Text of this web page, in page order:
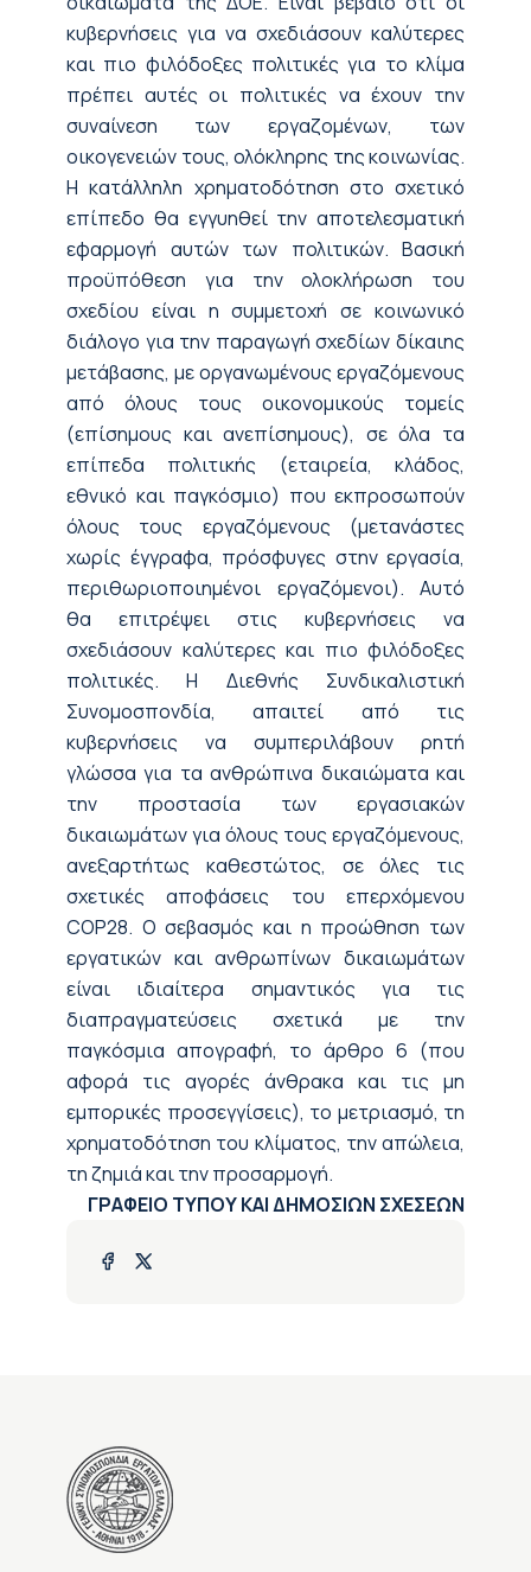
κυβερνήσεις για να σχεδιάσουν καλύτερες
και πιο φιλόδοξες πολιτικές για το κλίμα
πρέπει αυτές οι πολιτικές να έχουν την
συναίνεση των εργαζομένων, των
οικογενειών τους, ολόκληρης της κοινωνίας.
Η κατάλληλη χρηματοδότηση στο σχετικό
επίπεδο θα εγγυηθεί την αποτελεσματική
εφαρμογή αυτών των πολιτικών. Βασική
προϋπόθεση για την ολοκλήρωση του
σχεδίου είναι η συμμετοχή σε κοινωνικό
διάλογο για την παραγωγή σχεδίων δίκαιης
μετάβασης, με οργανωμένους εργαζόμενους
από όλους τους οικονομικούς τομείς
(επίσημους και ανεπίσημους), σε όλα τα
επίπεδα πολιτικής (εταιρεία, κλάδος,
εθνικό και παγκόσμιο) που εκπροσωπούν
όλους τους εργαζόμενους (μετανάστες
χωρίς έγγραφα, πρόσφυγες στην εργασία,
περιθωριοποιημένοι εργαζόμενοι). Αυτό
θα επιτρέψει στις κυβερνήσεις να
σχεδιάσουν καλύτερες και πιο φιλόδοξες
πολιτικές. Η Διεθνής Συνδικαλιστική
Συνομοσπονδία, απαιτεί από τις
κυβερνήσεις να συμπεριλάβουν ρητή
γλώσσα για τα ανθρώπινα δικαιώματα και
την προστασία των εργασιακών
δικαιωμάτων για όλους τους εργαζόμενους,
ανεξαρτήτως καθεστώτος, σε όλες τις
σχετικές αποφάσεις του επερχόμενου
COP28. Ο σεβασμός και η προώθηση των
εργατικών και ανθρωπίνων δικαιωμάτων
είναι ιδιαίτερα σημαντικός για τις
διαπραγματεύσεις σχετικά με την
παγκόσμια απογραφή, το άρθρο 6 (που
αφορά τις αγορές άνθρακα και τις μη
εμπορικές προσεγγίσεις), το μετριασμό, τη
χρηματοδότηση του κλίματος, την απώλεια,
τη ζημιά και την προσαρμογή.
ΓΡΑΦΕΙΟ ΤΥΠΟΥ ΚΑΙ ΔΗΜΟΣΙΩΝ ΣΧΕΣΕΩΝ